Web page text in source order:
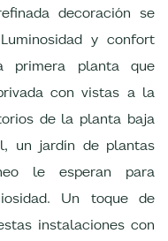
decoración se
y confort
planta que
con vistas a la
de la planta baja
un jardín de plantas
le esperan para
Un toque de
instalaciones con